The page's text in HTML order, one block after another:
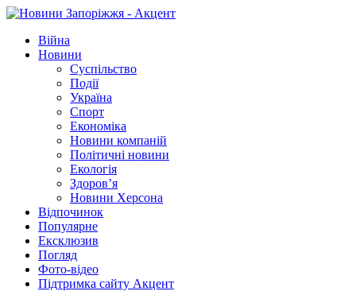
Війна
Новини
Суспільство
Події
Україна
Спорт
Економіка
Новини компаній
Політичні новини
Екологія
Здоров’я
Новини Херсона
Відпочинок
Популярне
Ексклюзив
Погляд
Фото-відео
Підтримка сайту Акцент